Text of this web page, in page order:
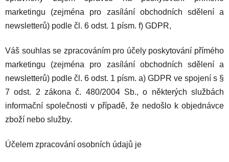
marketingu (zejména pro zasílání obchodních sdělení a
newsletterů) podle čl. 6 odst. 1 písm. f) GDPR,
Váš souhlas se zpracováním pro účely poskytování přímého
marketingu (zejména pro zasílání obchodních sdělení a
newsletterů) podle čl. 6 odst. 1 písm. a) GDPR ve spojení s §
7 odst. 2 zákona č. 480/2004 Sb., o některých službách
informační společnosti v případě, že nedošlo k objednávce
zboží nebo služby.
Účelem zpracování osobních údajů je